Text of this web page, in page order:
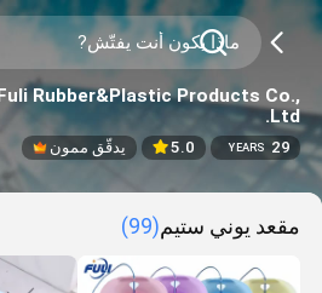
Rubber&Plastic Products Co.,
Ltd.
29
YEARS
5.0 يدقّق ممون
مقعد يوني ستيم(99)